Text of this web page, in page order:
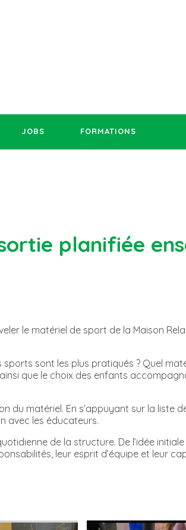
JOBS FORMATIONS
planifiée
le matériel de sport de la Maison
sont les plus pratiqués ? Quel
que le choix des enfants
matériel. En s’appuyant sur la liste
avec les éducateurs.
de la structure. De l’idée
leur esprit d’équipe et leur